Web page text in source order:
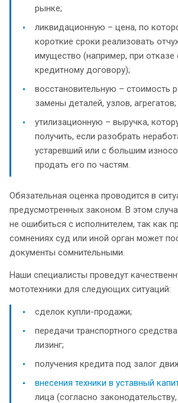
рынке;
ликвидационную – цена, по
короткие сроки реализовать
имущество (например, при отказе
кредитному договору);
восстановительную – стоимость
замены деталей, узлов, агрегатов;
утилизационную – выручка,
получить, если разобрать
устаревший или с большим
продать его по частям.
Обязательная оценка проводится в
предусмотренных законом. В этом
не ошибиться с исполнителем, так как
сомнениях суд или иной орган может
документы сомнительными.
Наши специалисты проведут
мототехники для следующих ситуаций:
сделок купли-продажи;
передачи транспортного
лизинг;
получения кредита под залог
внесения техники в уставный
лица (согласно